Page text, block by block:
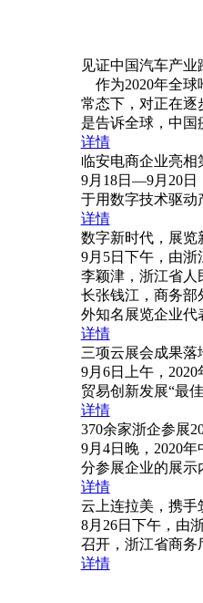
见证中国汽车产
作为2020年全球
常态下，对正在逐
是告诉全球，中国
详情
临安电商企业亮相
9月18日—9月20日
于用数字技术驱动
详情
数字新时代，展览
9月5日下午，由
李颖津，浙江省人
长张钱江，商务部
外知名展览企业代
详情
三项云展会成果落
9月6日上午，
贸易创新发展“最
详情
370余家浙企参展
9月4日晚，2020
分参展企业的展示
详情
云上连拉美，携手
8月26日下午，由
召开，浙江省商务
详情